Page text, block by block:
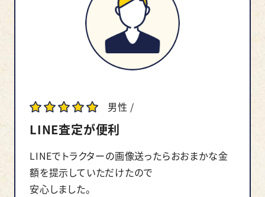
男性 /
LINE査定が便利
LINEでトラクターの画像送ったらおおまかな金
額を提示していただけたので
安心しました。